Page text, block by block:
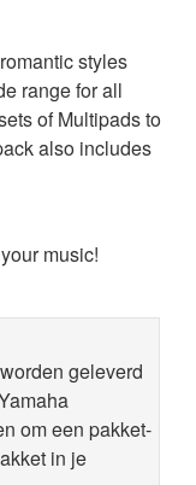
styles
range for all
of Multipads to
also includes
music!
geleverd
om een pakket-
in je